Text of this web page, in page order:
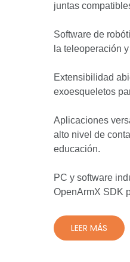
juntas
Software de
la teleoperación
Extensibilidad
exoesqueletos
Aplicaciones
alto nivel de
educación.
PC y software
OpenArmX SDK
LEER MÁS